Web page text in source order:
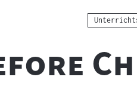
Kategorie: